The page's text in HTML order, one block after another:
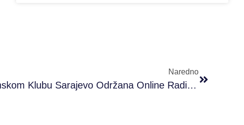
Naredno
U #PRONI Omladinskom Klubu Sarajevo Održana Online Radionica ”Medijska Pismenost”